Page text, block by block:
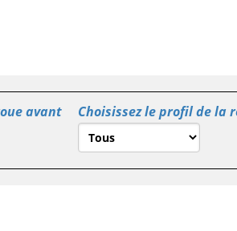
avant Choisissez le profil de la